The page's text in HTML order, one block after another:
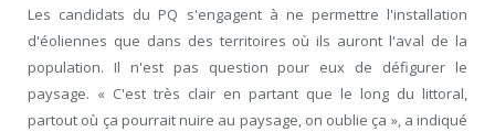
Les candidats du PQ s'engagent à ne permettre l'installation
d'éoliennes que dans des territoires où ils auront l'aval de la
population. Il n'est pas question pour eux de défigurer le
paysage. « C'est très clair en partant que le long du littoral,
partout où ça pourrait nuire au paysage, on oublie ça », a indiqué